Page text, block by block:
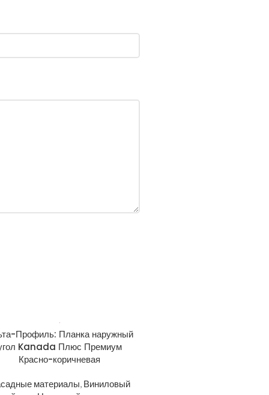
Профиль: Планка наружный
Kanada Плюс Премиум
Красно-коричневая
материалы, Виниловый